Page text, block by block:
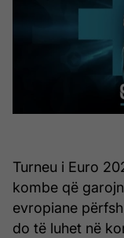
Turneu i Euro
kombe që
evropiane
do të luhet në